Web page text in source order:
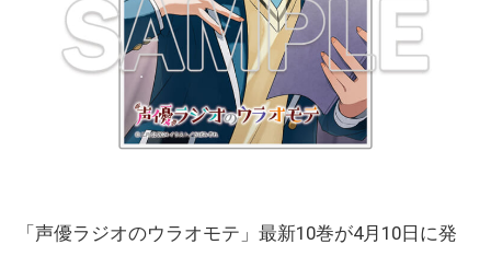
「声優ラジオのウラオモテ」最新10巻が4月10日に発